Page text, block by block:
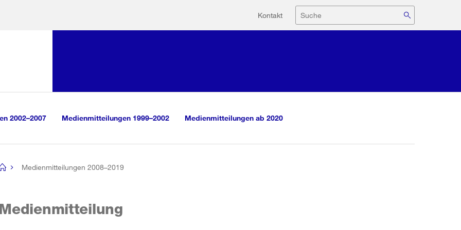
Hilfsnavigation
Kontakt Suche
2002–2007 Medienmitteilungen 1999–2002 Medienmitteilungen ab 2020
Medienmitteilungen 2008–2019